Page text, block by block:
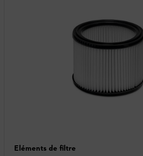
Eléments de filtre